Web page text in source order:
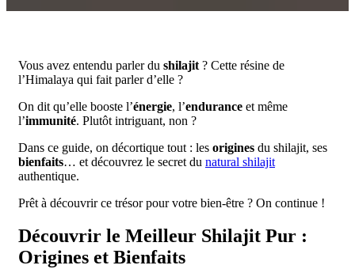
Vous avez entendu parler du shilajit ? Cette résine de
l’Himalaya qui fait parler d’elle ?
On dit qu’elle booste l’énergie, l’endurance et même
l’immunité. Plutôt intriguant, non ?
Dans ce guide, on décortique tout : les origines du shilajit, ses
bienfaits… et découvrez le secret du natural shilajit
authentique.
Prêt à découvrir ce trésor pour votre bien-être ? On continue !
Découvrir le Meilleur Shilajit Pur :
Origines et Bienfaits